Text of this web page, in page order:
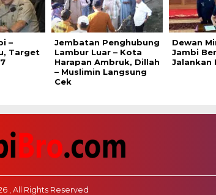
–
Target
Jembatan Penghubung
Lambur Luar – Kota
Harapan Ambruk, Dillah
– Muslimin Langsung
Cek
Dewan
Jambi
Jalankan
, All Rights Reserved